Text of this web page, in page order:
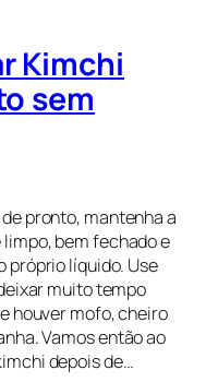
Kimchi
sem
pronto, mantenha a
bem fechado e
próprio líquido. Use
muito tempo
houver mofo, cheiro
Vamos então ao
depois de…